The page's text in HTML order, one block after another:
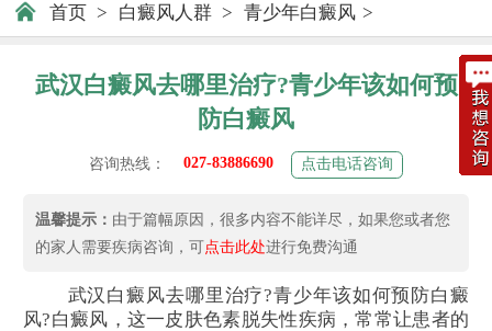
首页 > 白癜风人群 > 青少年白癜风 >
武汉白癜风去哪里治疗?青少年该如何预
防白癜风
咨询热线： 027-83886690 点击电话咨询
温馨提示： 由于篇幅原因，很多内容不能详尽，如果您或者您
的家人需要疾病咨询，可点击此处进行免费沟通
武汉白癜风去哪里治疗?青少年该如何预防白癜
风?白癜风，这一皮肤色素脱失性疾病，常常让患者的